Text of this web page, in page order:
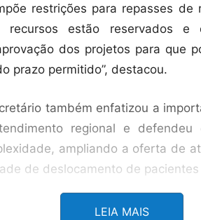
restrições para repasses
recursos estão reservados e
dos projetos para que
prazo permitido”, destacou.
também enfatizou a
regional e
ampliando a oferta de
de deslocamento de
Laércio Ribeiro
LEIA MAIS